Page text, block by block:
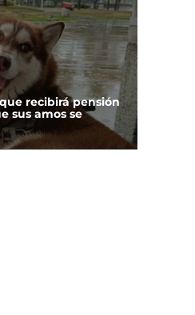
recibirá pensión
sus amos se